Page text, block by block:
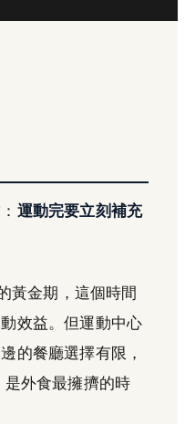
運動完要立刻補充
黃金期，這個時間
效益。但運動中心
的餐廳選擇有限，
是外食最擁擠的時